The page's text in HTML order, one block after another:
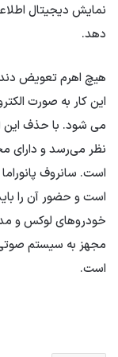
نمایش دیجیتال
دهد.
این کار به صورت
می شود. با حذف این
نظر می‌رسد و دارای
است و حضور آن را
خودروهای لوکس و
است.